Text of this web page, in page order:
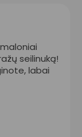
seilinuką!
labai